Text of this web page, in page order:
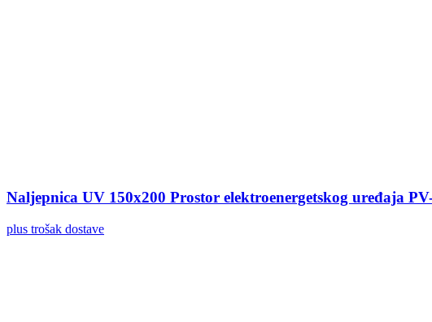
Naljepnica UV 150x200 Prostor elektroenergetskog uređaja
plus trošak dostave